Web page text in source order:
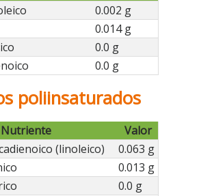
0.002 g
0.014 g
0.0 g
0.0 g
poliinsaturados
Nutriente
Valor
(linoleico)
0.063 g
0.013 g
0.0 g